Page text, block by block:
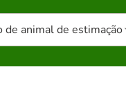
de animal de estimação